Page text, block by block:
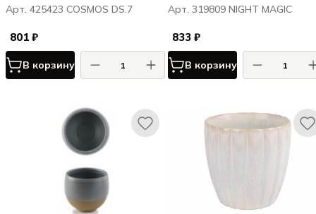
Арт. 425423 COSMOS DS.7
801 ₽
В корзину
Арт. 319809 NIGHT MAGIC
833 ₽
В корзину